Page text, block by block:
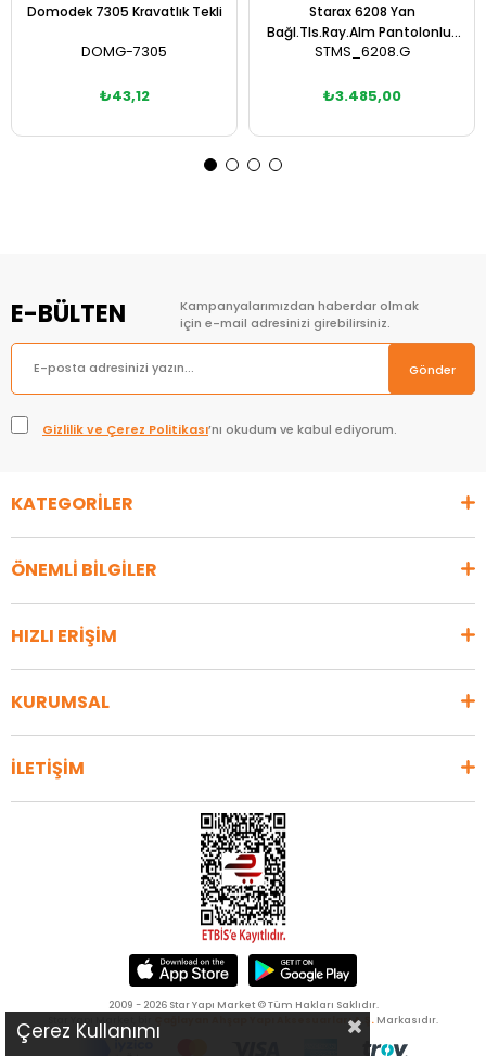
Domodek 7305 Kravatlık Tekli
DOMG-7305
₺43,12
Starax 6208 Yan
Bağl.Tls.Ray.Alm Pantolonluk
90 cm
STMS_6208.G
₺3.485,00
E-BÜLTEN
Kampanyalarımızdan haberdar olmak
için e-mail adresinizi girebilirsiniz.
Gönder
Gizlilik ve Çerez Politikası’nı okudum ve kabul ediyorum.
KATEGORİLER
ÖNEMLİ BİLGİLER
HIZLI ERİŞİM
KURUMSAL
İLETİŞİM
2009 - 2026 Star Yapı Market © Tüm Hakları Saklıdır.
Çağlayan Ahşap Yapı Aksesuarları A.Ş. Markasıdır.
Çerez Kullanımı